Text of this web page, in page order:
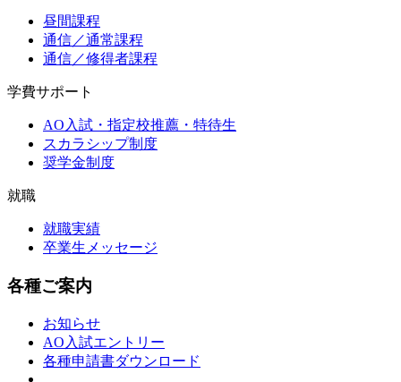
昼間課程
通信／通常課程
通信／修得者課程
学費サポート
AO入試・指定校推薦・特待生
スカラシップ制度
奨学金制度
就職
就職実績
卒業生メッセージ
各種ご案内
お知らせ
AO入試エントリー
各種申請書ダウンロード